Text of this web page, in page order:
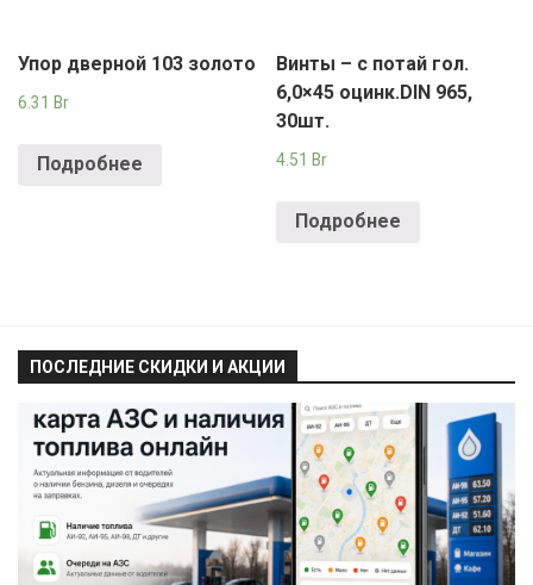
Упор дверной 103 золото
6.31 Br
Подробнее
Винты – с потай гол.
6,0×45 оцинк.DIN 965,
30шт.
4.51 Br
Подробнее
ПОСЛЕДНИЕ СКИДКИ И АКЦИИ